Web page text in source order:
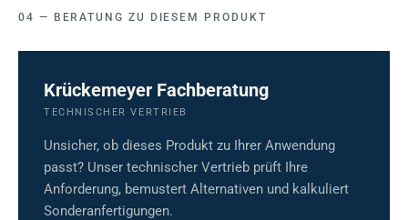
BERATUNG ZU DIESEM PRODUKT
Krückemeyer Fachberatung
TECHNISCHER VERTRIEB
Unsicher, ob dieses Produkt zu Ihrer Anwendung
passt? Unser technischer Vertrieb prüft Ihre
Anforderung, bemustert Alternativen und kalkuliert
Sonderanfertigungen.